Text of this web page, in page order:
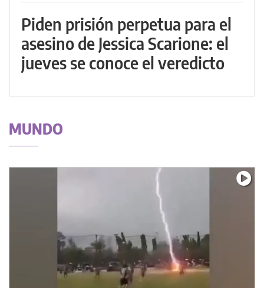
Piden prisión perpetua para el
asesino de Jessica Scarione: el
jueves se conoce el veredicto
MUNDO